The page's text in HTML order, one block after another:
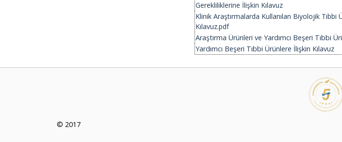
Gerekliliklerine İlişkin Kılavuz
Klinik Araştırmalarda Kullanılan Biyolojik
Kılavuz.pdf
Araştırma Ürünleri ve Yardımcı Beşeri Tıbbi
Yardımcı Beşeri Tıbbi Ürünlere İlişkin Kılavuz
© 2017